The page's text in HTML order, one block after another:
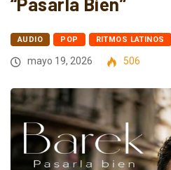
AUDIO POP RITMOS LATINOS
mayo 19, 2026
506